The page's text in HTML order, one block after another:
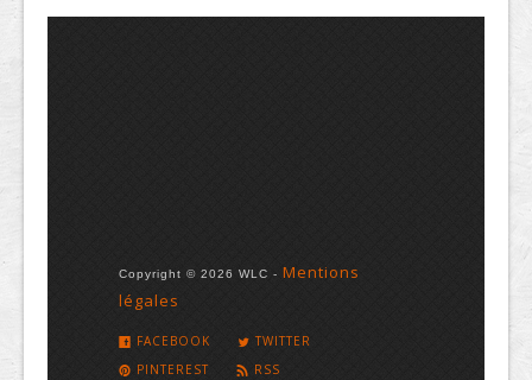
Copyright © 2026 WLC - Mentions
légales
FACEBOOK
TWITTER
PINTEREST
RSS